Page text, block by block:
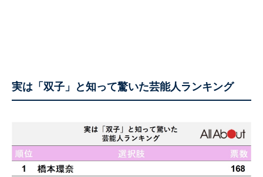
実は「双子」と知って驚いた芸能人ランキング